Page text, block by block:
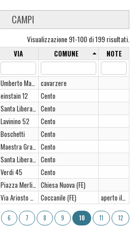
CAMPI
Visualizzazione 91-100 di 199 risultati.
VIA COMUNE NOTE
Umberto Maddalena 86 cavarzere
einstain 12
Cento
Santa Liberata 2/b Cento
Lavinino 52
Cento
Boschetti
Cento
Maestra Grande Cento
Santa Liberata 2/b Cento
Verdi 45
Cento
Piazza Merli 14 Chiesa Nuova (FE)
Via Ariosto nr. 63 Coccanile (FE) aperto il venerdì
6 7 8 9 10 11 12